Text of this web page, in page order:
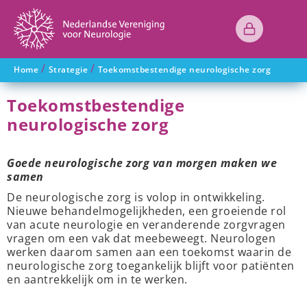
Home / Strategie / Toekomstbestendige neurologische zorg
Toekomstbestendige
neurologische zorg
Goede neurologische zorg van morgen maken we
samen
De neurologische zorg is volop in ontwikkeling.
Nieuwe behandelmogelijkheden, een groeiende rol
van acute neurologie en veranderende zorgvragen
vragen om een vak dat meebeweegt. Neurologen
werken daarom samen aan een toekomst waarin de
neurologische zorg toegankelijk blijft voor patiënten
en aantrekkelijk om in te werken.